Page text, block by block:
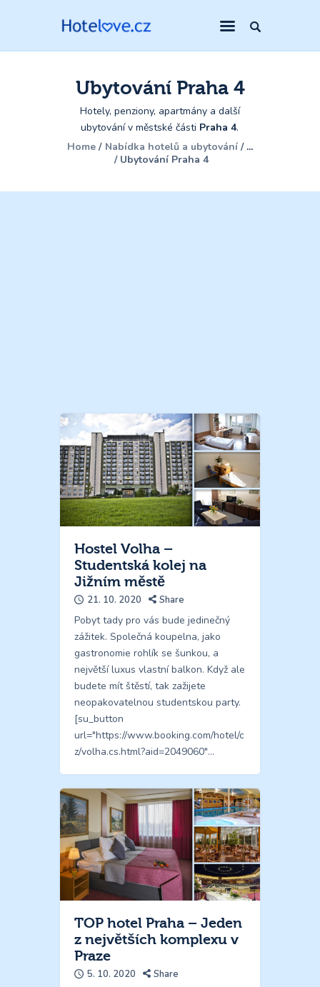
Ubytování Praha 4
Hotely, penziony, apartmány a další
ubytování v městské části Praha 4.
Home
Nabídka hotelů a ubytování
...
Ubytování Praha 4
Hostel Volha –
Studentská kolej na
Jižním městě
21. 10. 2020 Share
Pobyt tady pro vás bude jedinečný
zážitek. Společná koupelna, jako
gastronomie rohlík se šunkou, a
největší luxus vlastní balkon. Když ale
budete mít štěstí, tak zažijete
neopakovatelnou studentskou party.
[su_button
url="https://www.booking.com/hotel/c
z/volha.cs.html?aid=2049060"…
TOP hotel Praha – Jeden
z největších komplexu v
Praze
5. 10. 2020 Share